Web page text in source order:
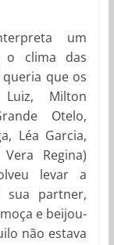
um
o clima das
queria que os
Milton
Otelo,
Léa Garcia,
Regina)
levar a
sua partner,
e beijou-
não estava